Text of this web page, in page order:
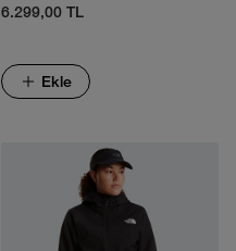
6.299,00 TL
Ekle